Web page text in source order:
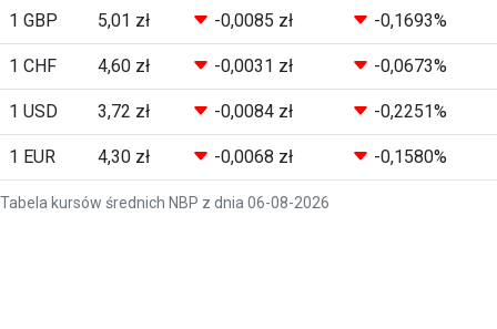
Tabela kursów średnich NBP z dnia 06-08-2026
1 GBP 5,01 zł -0,0085 zł -0,1693%
1 CHF 4,60 zł -0,0031 zł -0,0673%
1 USD 3,72 zł -0,0084 zł -0,2251%
1 EUR 4,30 zł -0,0068 zł -0,1580%